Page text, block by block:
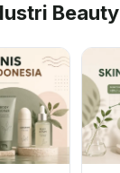
Beauty